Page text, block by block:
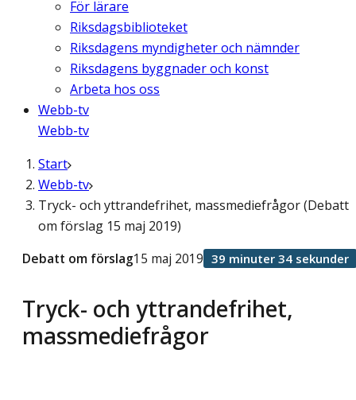
För lärare
Riksdagsbiblioteket
Riksdagens myndigheter och nämnder
Riksdagens byggnader och konst
Arbeta hos oss
Webb-tv
Webb-tv
Start
Webb-tv
Tryck- och yttrandefrihet, massmediefrågor (Debatt
om förslag 15 maj 2019)
Tryck- och yttrandefrihet,
massmediefrågor
Debatt om förslag15 maj 2019 39 minuter 34 sekunder